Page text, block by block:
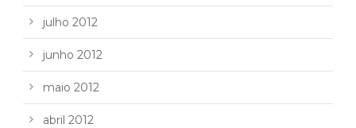
julho 2012
junho 2012
maio 2012
abril 2012